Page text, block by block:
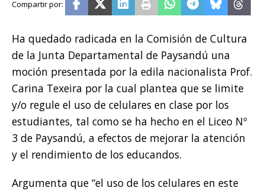
Ha quedado radicada en la Comisión de Cultura
de la Junta Departamental de Paysandú una
moción presentada por la edila nacionalista Prof.
Carina Texeira por la cual plantea que se limite
y/o regule el uso de celulares en clase por los
estudiantes, tal como se ha hecho en el Liceo Nº
3 de Paysandú, a efectos de mejorar la atención
y el rendimiento de los educandos.
Argumenta que “el uso de los celulares en este